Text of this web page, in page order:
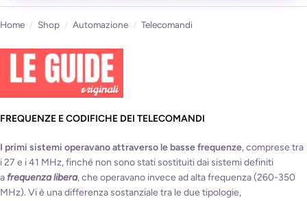
Home / Shop / Automazione / Telecomandi
FREQUENZE E CODIFICHE DEI TELECOMANDI
I primi sistemi operavano attraverso le basse frequenze, comprese tra
i 27 e i 41 MHz, finché non sono stati sostituiti dai sistemi definiti
a frequenza libera, che operavano invece ad alta frequenza (260-350
MHz). Vi è una differenza sostanziale tra le due tipologie,